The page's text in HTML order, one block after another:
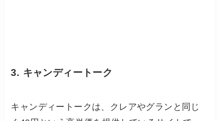
3. キャンディートーク
キャンディートークは、クレアやグランと同じ